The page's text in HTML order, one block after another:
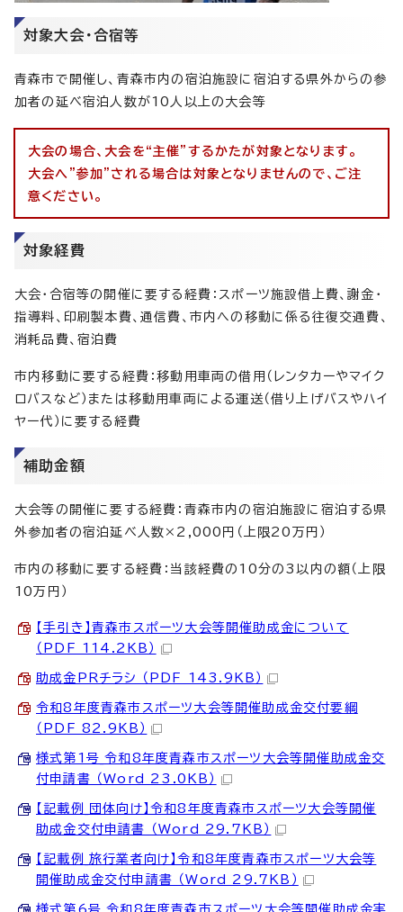
対象大会・合宿等
青森市で開催し、青森市内の宿泊施設に宿泊する県外からの参
加者の延べ宿泊人数が10人以上の大会等
大会の場合、大会を“主催”するかたが対象となります。
大会へ”参加”される場合は対象となりませんので、ご注
意ください。
対象経費
大会・合宿等の開催に要する経費：スポーツ施設借上費、謝金・
指導料、印刷製本費、通信費、市内への移動に係る往復交通費、
消耗品費、宿泊費
市内移動に要する経費：移動用車両の借用（レンタカーやマイク
ロバスなど）または移動用車両による運送（借り上げバスやハイ
ヤー代）に要する経費
補助金額
大会等の開催に要する経費：青森市内の宿泊施設に宿泊する県
外参加者の宿泊延べ人数×2,000円（上限20万円）
市内の移動に要する経費：当該経費の10分の3以内の額（上限
10万円）
【手引き】青森市スポーツ大会等開催助成金について
（PDF 114.2KB）
助成金PRチラシ （PDF 143.9KB）
令和8年度青森市スポーツ大会等開催助成金交付要綱
（PDF 82.9KB）
様式第1号_令和8年度青森市スポーツ大会等開催助成金交
付申請書 （Word 23.0KB）
【記載例_団体向け】令和8年度青森市スポーツ大会等開催
助成金交付申請書 （Word 29.7KB）
【記載例_旅行業者向け】令和8年度青森市スポーツ大会等
開催助成金交付申請書 （Word 29.7KB）
様式第6号_令和8年度青森市スポーツ大会等開催助成金実